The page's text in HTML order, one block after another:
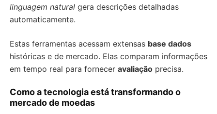
linguagem natural gera descrições detalhadas
automaticamente.
Estas ferramentas acessam extensas base dados
históricas e de mercado. Elas comparam informações
em tempo real para fornecer avaliação precisa.
Como a tecnologia está transformando o
mercado de moedas